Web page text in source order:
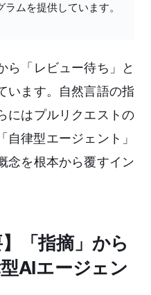
ムを提供しています。
ら「レビュー待ち」と
います。自然言語の指
にはプルリクエストの
律型エージェント」
念を根本から覆すイン
「指摘」から
AIエージェン